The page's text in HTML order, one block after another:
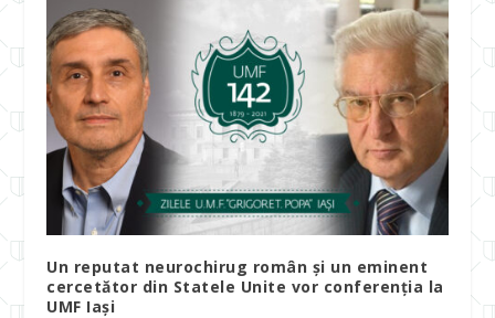
Un reputat neurochirug român și un eminent
cercetător din Statele Unite vor conferenția la
UMF Iași